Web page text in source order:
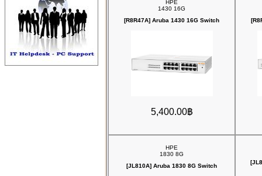
HPE
1430 16G
[R8R47A] Aruba 1430 16G Switch
5,400.00฿
HPE
1830 8G
[JL810A] Aruba 1830 8G Switch